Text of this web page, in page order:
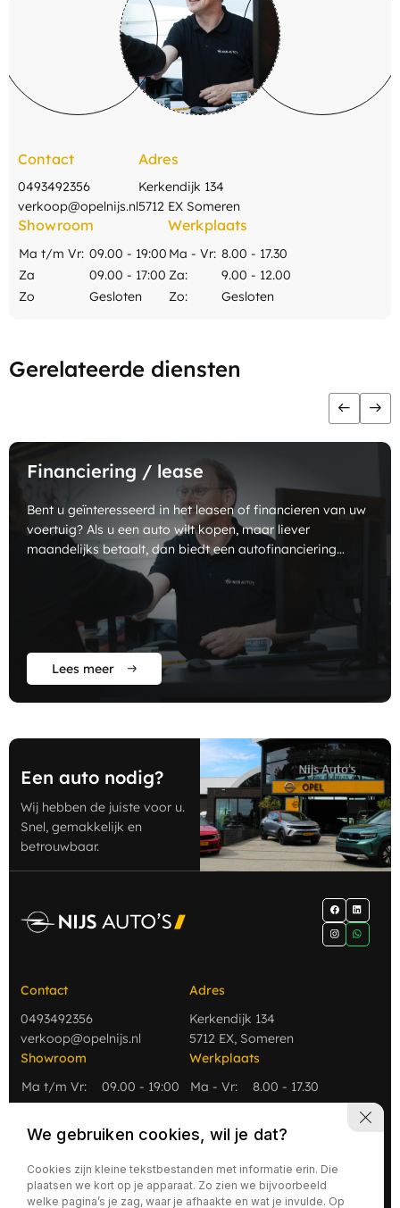
Contact
0493492356
verkoop@opelnijs.nl
Adres
Kerkendijk 134
5712 EX Someren
Showroom
Ma t/m Vr: 09.00 - 19:00
Za
09.00 - 17:00
Zo
Gesloten
Werkplaats
Ma - Vr: 8.00 - 17.30
Za:
9.00 - 12.00
Zo:
Gesloten
Gerelateerde diensten
Financiering / lease
Bent u geïnteresseerd in het leasen of financieren van uw
voertuig? Als u een auto wilt kopen, maar liever
maandelijks betaalt, dan biedt een autofinanciering
wellicht een goede uitkomst.
Lees meer
Een auto nodig?
Wij hebben de juiste voor u.
Snel, gemakkelijk en
betrouwbaar.
Contact
0493492356
verkoop@opelnijs.nl
Adres
Kerkendijk 134
5712 EX, Someren
Showroom
Ma t/m Vr:
09.00 - 19:00
Za
09.00 - 17:00
Zo
Gesloten
Werkplaats
Ma - Vr:
8.00 - 17.30
Za:
9.00 - 12.00
Gesloten
We gebruiken cookies, wil je dat?
Cookies zijn kleine tekstbestanden met informatie erin. Die
plaatsen we kort op je apparaat. Zo zien we bijvoorbeeld
welke pagina’s je zag, waar je afhaakte en wat je invulde. Op